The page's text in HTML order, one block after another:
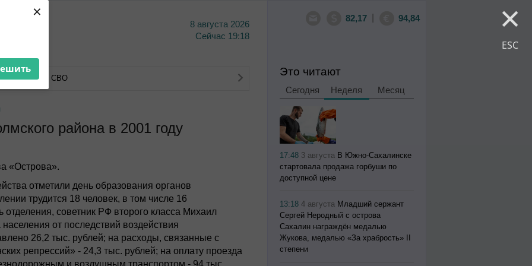
× ×
ESC
8 августа 2026
Сейчас 19:18
82,17 94,84
ветеранов СВО
района в 2001 году
«Острова».
отметили день образования органов
трудится 18 человек, в том числе 16
советник РФ второго класса Михаил
от последствий воздействия
26,2 тыс. рублей; на расходы, связанные с
репрессий» - 24,3 тыс. рублей; на оплату проезда
и воздушным транспортом - 94 тыс.
Это читают
Сегодня Неделя Месяц
17:48 3 августа В Южно-Сахалинске
стартовала продажа горбуши по
доступной цене
13:184 августа Младший сержант
Сергей Неродный с острова
Сахалин награждён медалью
Жукова, медалью «За храбрость» II
степени